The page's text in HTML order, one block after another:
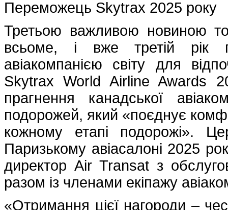
Переможець Skytrax 2025 року
Третьою важливою новиною
всьоме, і вже третій рік
авіакомпанією світу для
Skytrax World Airline Awards
прагнення канадської
подорожей, який «поєднує
кожному етапі подорожі».
Паризькому авіасалоні 2025
директор Air Transat з
разом із членами екіпажу
«Отримання цієї нагороди –